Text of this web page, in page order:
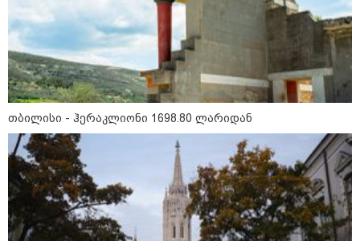
11:13 / 05-08-2026
Hisense წარმოგიდგენთ გზავნილს "ინოვაციები
უკეთესი ცხოვრებისათვის" FIFA-ს 2026 წლის
მსოფლიო ჩემპიონატზე™
თბილისი - ჰერაკლიონი 1698.80 ლარიდან